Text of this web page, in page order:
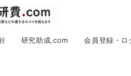
研究助成.com 会員登録・ロ